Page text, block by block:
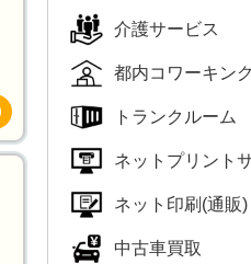
介護サービス
都内コワーキン
トランクルーム
ネットプリント
ネット印刷(通販)
中古車買取